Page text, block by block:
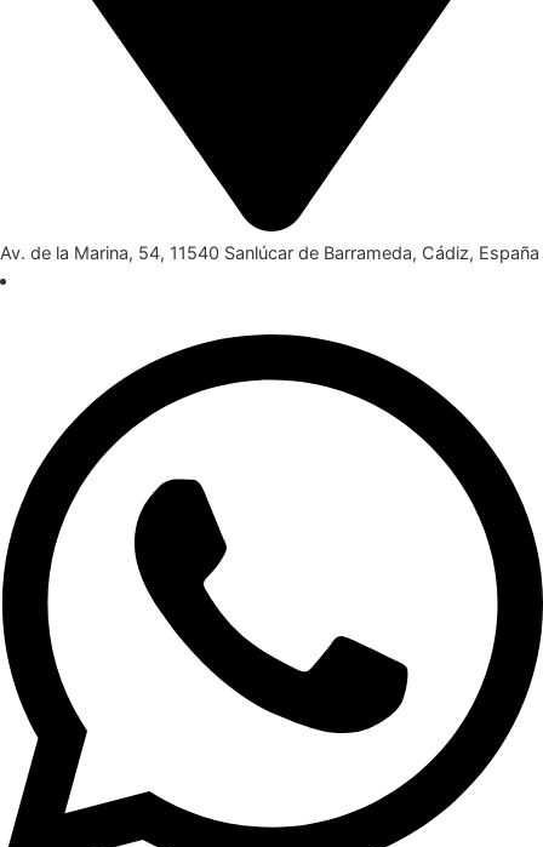
Av. de la Marina, 54, 11540 Sanlúcar de Barrameda, Cádiz, España